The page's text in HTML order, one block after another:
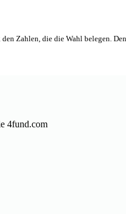
Zahlen, die die Wahl belegen.
4fund.com